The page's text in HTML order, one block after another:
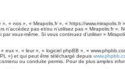
« nos », « Mirapolis.fr », « https://
n’accédez pas et/ou n’utilisez pas « Mirapolis.fr
vous-même. Si vous continuez d’utiliser «
eux », « leur », « logiciel phpBB », «
») et qui peut être téléchargé depuis
ou conduite permis. Pour de plus amples